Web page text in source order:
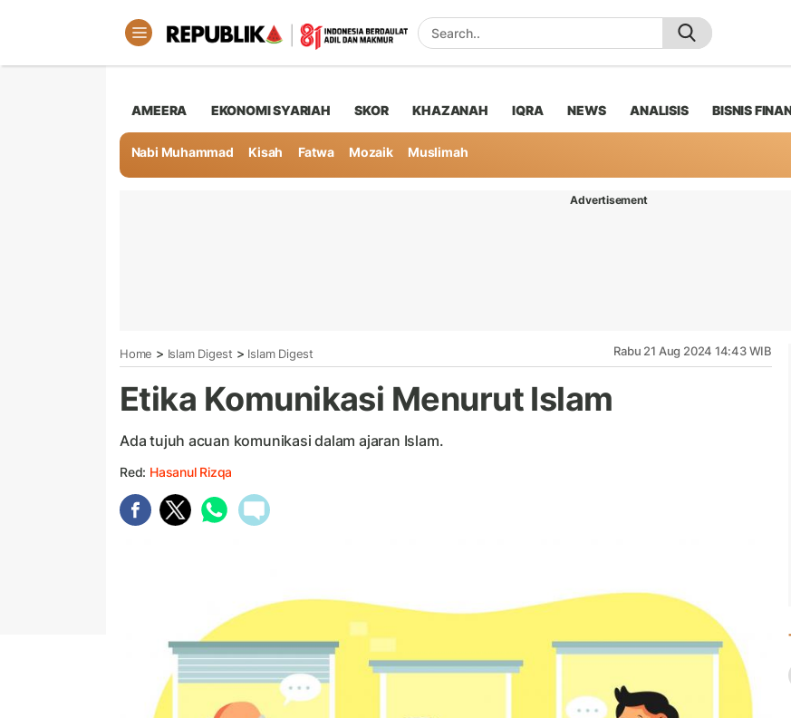
AMEERA EKONOMI SYARIAH SKOR KHAZANAH IQRA NEWS ANALISIS BISNIS
Nabi Muhammad Kisah Fatwa Mozaik Muslimah
Advertisement
Home > Islam Digest > Islam Digest Rabu 21 Aug 2024 14:43 WIB
Etika Komunikasi Menurut Islam
Ada tujuh acuan komunikasi dalam ajaran Islam.
Red: Hasanul Rizqa